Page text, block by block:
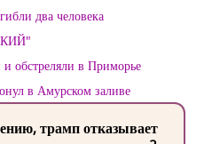
два человека
обстреляли в Приморье
в Амурском заливе
трамп отказывает